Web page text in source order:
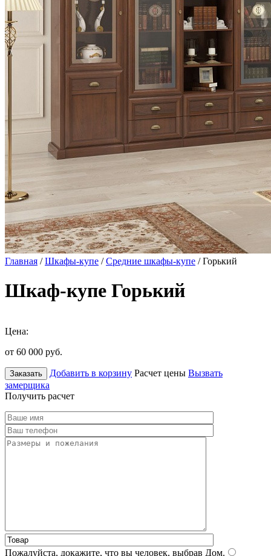
Главная /Шкафы-купе /Средние шкафы-купе / Горький
Шкаф-купе Горький
Цена:
от 60 000 руб.
Заказать Добавить в корзину Расчет цены Вызвать
замерщика
Получить расчет
Пожалуйста, докажите, что вы человек, выбрав Дом.